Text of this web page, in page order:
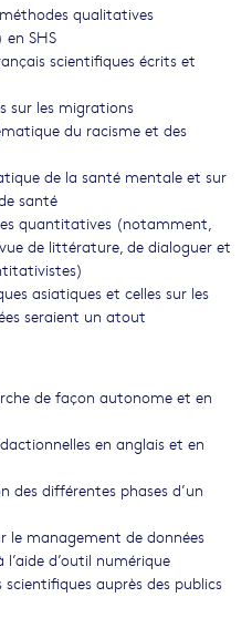
qualitatives
SHS
scientifiques écrits et
sur les migrations
du racisme et des
de la santé mentale et sur
santé
quantitatives (notamment,
de littérature, de dialoguer et
asiatiques et celles sur les
seraient un atout
de façon autonome et en
en anglais et en
différentes phases d’un
le management de données
d’outil numérique
auprès des publics